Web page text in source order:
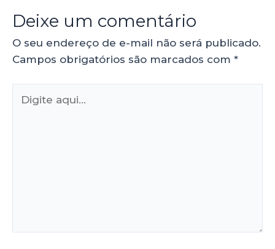
Deixe um comentário
O seu endereço de e-mail não será publicado.
Campos obrigatórios são marcados com *